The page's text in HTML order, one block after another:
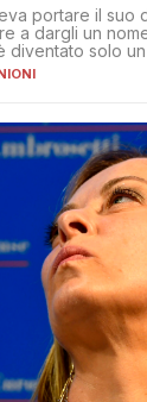
portare il suo
a dargli un
diventato solo